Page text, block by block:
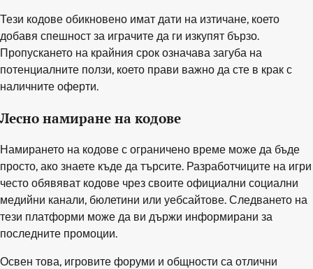
Тези кодове обикновено имат дати на изтичане, което
добавя спешност за играчите да ги изкупят бързо.
Пропускането на крайния срок означава загуба на
потенциалните ползи, което прави важно да сте в крак с
наличните оферти.
Лесно намиране на кодове
Намирането на кодове с ограничено време може да бъде
просто, ако знаете къде да търсите. Разработчиците на игри
често обявяват кодове чрез своите официални социални
медийни канали, бюлетини или уебсайтове. Следването на
тези платформи може да ви държи информирани за
последните промоции.
Освен това, игровите форуми и общности са отлични